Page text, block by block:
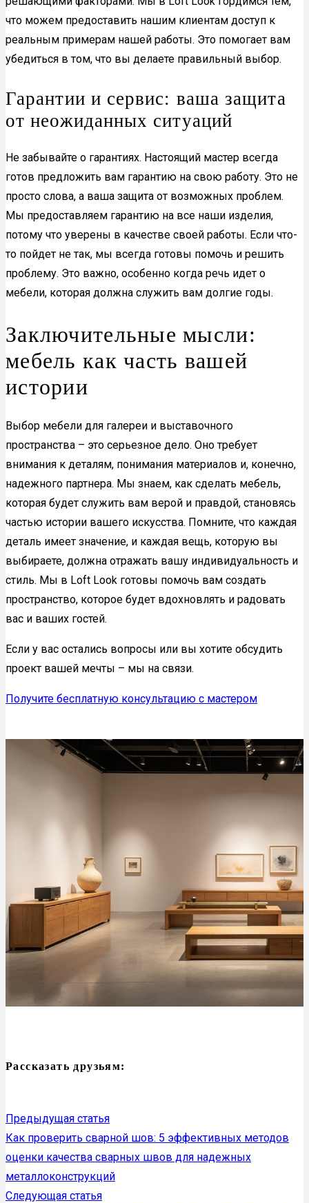
что можем предоставить нашим клиентам доступ к
реальным примерам нашей работы. Это помогает вам
убедиться в том, что вы делаете правильный выбор.
Гарантии и сервис: ваша защита
от неожиданных ситуаций
Не забывайте о гарантиях. Настоящий мастер всегда
готов предложить вам гарантию на свою работу. Это не
просто слова, а ваша защита от возможных проблем.
Мы предоставляем гарантию на все наши изделия,
потому что уверены в качестве своей работы. Если что-
то пойдет не так, мы всегда готовы помочь и решить
проблему. Это важно, особенно когда речь идет о
мебели, которая должна служить вам долгие годы.
Заключительные мысли:
мебель как часть вашей
истории
Выбор мебели для галереи и выставочного
пространства – это серьезное дело. Оно требует
внимания к деталям, понимания материалов и, конечно,
надежного партнера. Мы знаем, как сделать мебель,
которая будет служить вам верой и правдой, становясь
частью истории вашего искусства. Помните, что каждая
деталь имеет значение, и каждая вещь, которую вы
выбираете, должна отражать вашу индивидуальность и
стиль. Мы в Loft Look готовы помочь вам создать
пространство, которое будет вдохновлять и радовать
вас и ваших гостей.
Если у вас остались вопросы или вы хотите обсудить
проект вашей мечты – мы на связи.
Получите бесплатную консультацию с мастером
Рассказать друзьям:
Предыдущая статья
Как проверить сварной шов: 5 эффективных методов
оценки качества сварных швов для надежных
металлоконструкций
Следующая статья